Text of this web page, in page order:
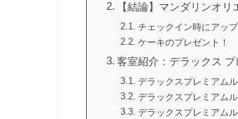
【結論】マンダリンオ
チェックイン時にアッ
ケーキのプレゼント！
客室紹介：デラックス プ
デラックスプレミアム
デラックスプレミアム
デラックスプレミアム